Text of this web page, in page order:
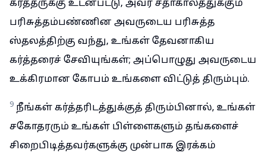
கர்த்தருக்கு உடன்பட்டு, அவர் சதாகாலத்துக்கும்
பரிசுத்தம்பண்ணின அவருடைய பரிசுத்த
ஸ்தலத்திற்கு வந்து, உங்கள் தேவனாகிய
கர்த்தரைச் சேவியுங்கள்; அப்பொழுது அவருடைய
உக்கிரமான கோபம் உங்களை விட்டுத் திரும்பும்.
9 நீங்கள் கர்த்தரிடத்துக்குத் திரும்பினால், உங்கள்
சகோதரரும் உங்கள் பிள்ளைகளும் தங்களைச்
சிறைபிடித்தவர்களுக்கு முன்பாக இரக்கம்